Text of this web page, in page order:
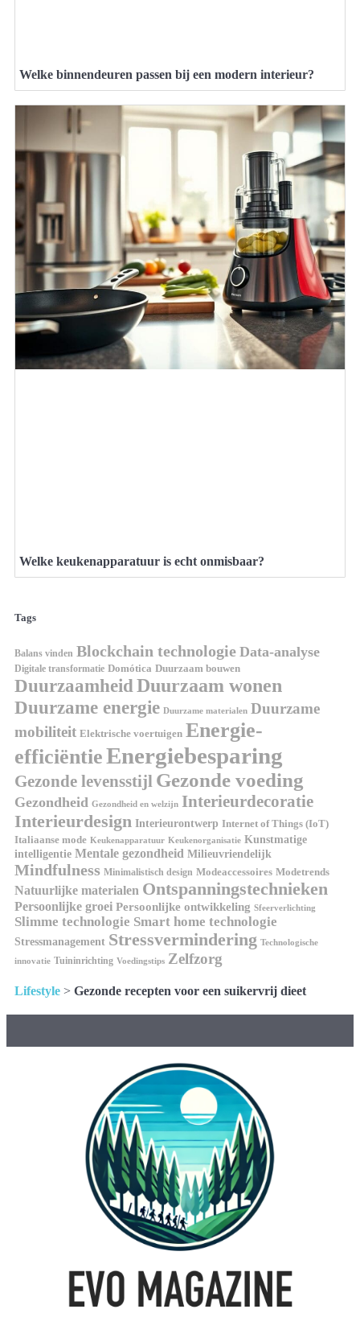
Welke binnendeuren passen bij een modern interieur?
Welke keukenapparatuur is echt onmisbaar?
Tags
Balans vinden Blockchain technologie Data-analyse
Digitale transformatie Domótica Duurzaam bouwen
Duurzaamheid Duurzaam wonen
Duurzame energie Duurzame materialen Duurzame
mobiliteit Elektrische voertuigen Energie-
efficiëntieEnergiebesparing
Gezonde levensstijl Gezonde voeding
Gezondheid Gezondheid en welzijn Interieurdecoratie
Interieurdesign Interieurontwerp Internet of Things (IoT)
Italiaanse mode Keukenapparatuur Keukenorganisatie Kunstmatige
intelligentie Mentale gezondheid Milieuvriendelijk
Mindfulness Minimalistisch design Modeaccessoires Modetrends
Natuurlijke materialen Ontspanningstechnieken
Persoonlijke groei Persoonlijke ontwikkeling Sfeerverlichting
Slimme technologie Smart home technologie
Stressmanagement Stressvermindering Technologische
innovatie Tuininrichting Voedingstips Zelfzorg
Lifestyle > Gezonde recepten voor een suikervrij dieet